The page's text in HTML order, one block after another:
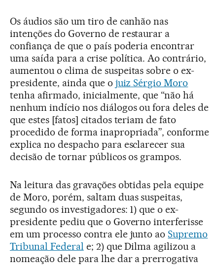
Os áudios são um tiro de canhão nas
intenções do Governo de restaurar a
confiança de que o país poderia encontrar
uma saída para a crise política. Ao contrário,
aumentou o clima de suspeitas sobre o ex-
presidente, ainda que o juiz Sérgio Moro
tenha afirmado, inicialmente, que “não há
nenhum indício nos diálogos ou fora deles de
que estes [fatos] citados teriam de fato
procedido de forma inapropriada”, conforme
explica no despacho para esclarecer sua
decisão de tornar públicos os grampos.
Na leitura das gravações obtidas pela equipe
de Moro, porém, saltam duas suspeitas,
segundo os investigadores: 1) que o ex-
presidente pediu que o Governo interferisse
em um processo contra ele junto aoSupremo
Tribunal Federal e; 2) que Dilma agilizou a
nomeação dele para lhe dar a prerrogativa